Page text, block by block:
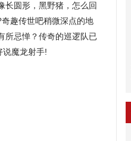
长圆形，黑野猪，怎么回
趣传世吧稍微深点的地
所忌惮？传奇的巡逻队已
说魔龙射手!